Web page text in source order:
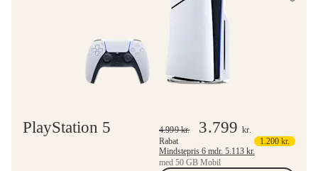
PlayStation 5 4.999kr. 3.799kr.
Rabat
1.200 kr.
Mindstepris 6 mdr. 5.113 kr.
med 50 GB Mobil